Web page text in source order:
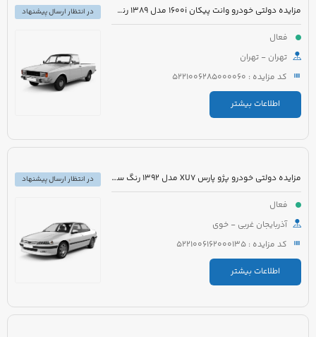
مزایده دولتی خودرو وانت پیکان 1600i مدل 1389 رنگ سفید روغنی
فعال
تهران - تهران
کد مزایده : 5221006285000060
اطلاعات بیشتر
در انتظار ارسال پیشنهاد
مزایده دولتی خودرو پژو پارس XU7 مدل 1392 رنگ سفید
فعال
آذربایجان غربی - خوی
کد مزایده : 5221006162000135
اطلاعات بیشتر
در انتظار ارسال پیشنهاد